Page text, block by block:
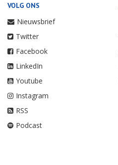
VOLG ONS
Nieuwsbrief
Twitter
Facebook
LinkedIn
Youtube
Instagram
RSS
Podcast